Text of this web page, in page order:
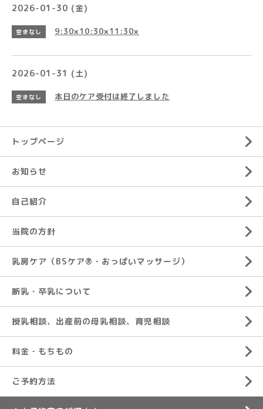
2026-01-30 (金)
空きなし 9:30×10:30×11:30×
2026-01-31 (土)
空きなし 本日のケア受付は終了しました
トップページ
お知らせ
自己紹介
当院の方針
乳房ケア（BSケア®︎・おっぱいマッサージ）
断乳・卒乳について
授乳相談、出産前の母乳相談、育児相談
料金・もちもの
ご予約方法